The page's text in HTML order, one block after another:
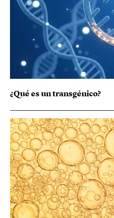
¿Qué es un transgénico?